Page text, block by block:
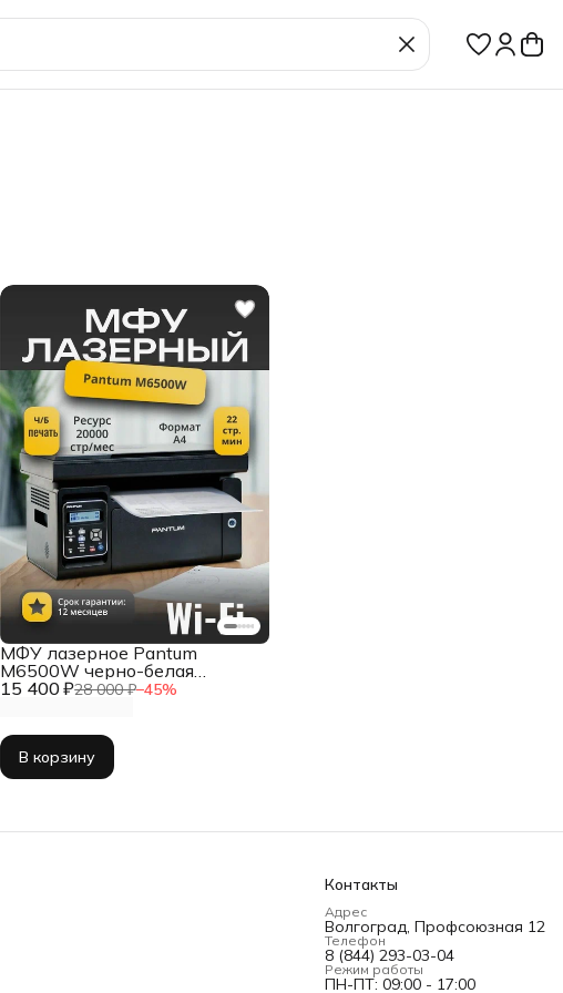
15 400 ₽28 000 ₽−45%
МФУ лазерное Pantum
M6500W черно-белая
печать, Wi-Fi, A4
В корзину
Контакты
Адрес
Волгоград, Профсоюзная 12
Телефон
8 (844) 293-03-04
Режим работы
ПН-ПТ: 09:00 - 17:00